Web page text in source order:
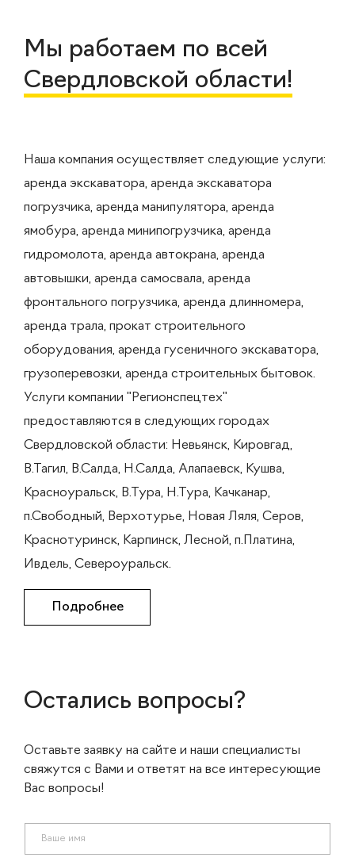
Мы работаем по всей
Свердловской области!
Наша компания осуществляет следующие услуги:
аренда экскаватора, аренда экскаватора
погрузчика, аренда манипулятора, аренда
ямобура, аренда минипогрузчика, аренда
гидромолота, аренда автокрана, аренда
автовышки, аренда самосвала, аренда
фронтального погрузчика, аренда длинномера,
аренда трала, прокат строительного
оборудования, аренда гусеничного экскаватора,
грузоперевозки, аренда строительных бытовок.
Услуги компании "Регионспецтех"
предоставляются в следующих городах
Свердловской области: Невьянск, Кировгад,
В.Тагил, В.Салда, Н.Салда, Алапаевск, Кушва,
Красноуральск, В.Тура, Н.Тура, Качканар,
п.Свободный, Верхотурье, Новая Ляля, Серов,
Краснотуринск, Карпинск, Лесной, п.Платина,
Ивдель, Североуральск.
Подробнее
Остались вопросы?
Оставьте заявку на сайте и наши специалисты
свяжутся с Вами и ответят на все интересующие
Вас вопросы!